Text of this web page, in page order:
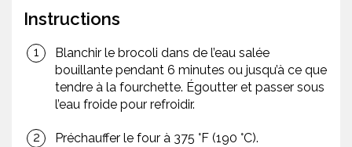
Instructions
Blanchir le brocoli dans de l’eau salée
bouillante pendant 6 minutes ou jusqu’à ce que
tendre à la fourchette. Égoutter et passer sous
l’eau froide pour refroidir.
Préchauffer le four à 375 °F (190 °C).